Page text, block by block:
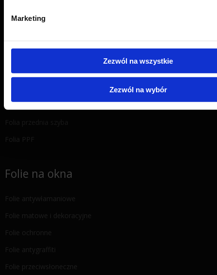
Marketing
Zezwól na wszystkie
Zezwól na wybór
Bezbarwna ochrona lakieru
Detailing wnętrza
Folia PPF
Folie na okna
Folie antywłamaniowe
Folie matowe i dekoracyjne
Folie ochronne
Folie antygraffiti
Folie przeciwsłoneczne